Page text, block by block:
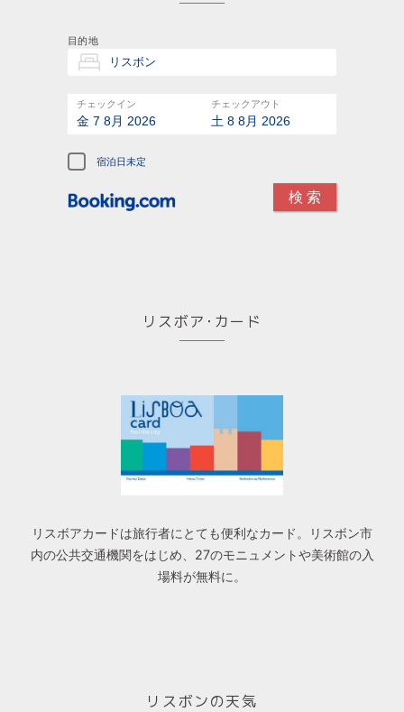
目的地
チェックイン
金 7 8月 2026
チェックアウト
土 8 8月 2026
宿泊日未定
リスボア･カード
リスボアカードは旅行者にとても便利なカード。リスボン市
内の公共交通機関をはじめ、27のモニュメントや美術館の入
場料が無料に。
リスボンの天気